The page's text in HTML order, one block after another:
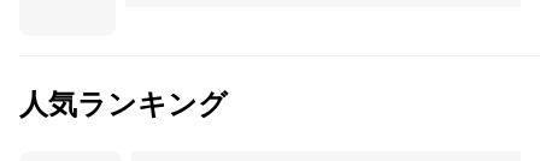
人気ランキング